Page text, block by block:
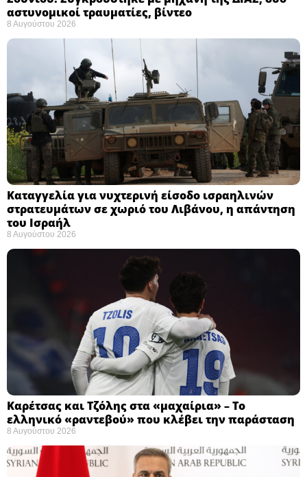
αστυνομικοί τραυματίες, βίντεο
8 Αυγούστου 2026
Καταγγελία για νυχτερινή είσοδο ισραηλινών
στρατευμάτων σε χωριό του Λιβάνου, η απάντηση
του Ισραήλ
8 Αυγούστου 2026
Καρέτσας και Τζόλης στα «μαχαίρια» – Το
ελληνικό «ραντεβού» που κλέβει την παράσταση
8 Αυγούστου 2026